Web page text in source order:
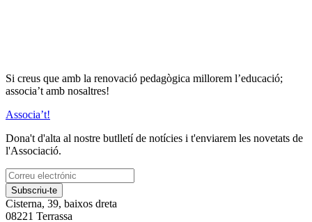
Si creus que amb la renovació pedagògica millorem l’educació;
associa’t amb nosaltres!
Associa’t!
Dona't d'alta al nostre butlletí de notícies i t'enviarem les novetats de
l'Associació.
Subscriu-te
Cisterna, 39, baixos dreta
08221 Terrassa